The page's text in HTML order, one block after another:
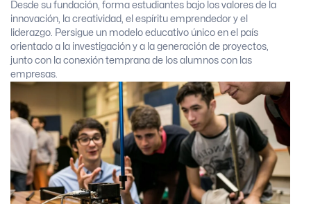
Desde su fundación, forma estudiantes bajo los valores de la
innovación, la creatividad, el espíritu emprendedor y el
liderazgo. Persigue un modelo educativo único en el país
orientado a la investigación y a la generación de proyectos,
junto con la conexión temprana de los alumnos con las
empresas.